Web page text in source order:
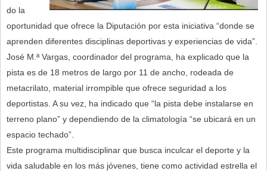
do la
oportunidad que ofrece la Diputación por esta iniciativa “donde se
aprenden diferentes disciplinas deportivas y experiencias de vida”.
José M.ª Vargas, coordinador del programa, ha explicado que la
pista es de 18 metros de largo por 11 de ancho, rodeada de
metacrilato, material irrompible que ofrece seguridad a los
deportistas. A su vez, ha indicado que “la pista debe instalarse en
terreno plano” y dependiendo de la climatología “se ubicará en un
espacio techado”.
Este programa multidisciplinar que busca inculcar el deporte y la
vida saludable en los más jóvenes, tiene como actividad estrella el